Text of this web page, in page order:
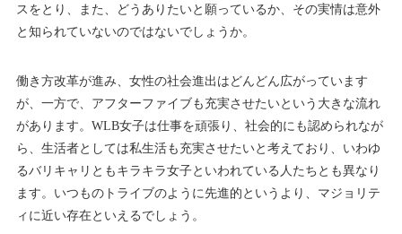
スをとり、また、どうありたいと願っているか、その実情は意外
と知られていないのではないでしょうか。
働き方改革が進み、女性の社会進出はどんどん広がっています
が、一方で、アフターファイブも充実させたいという大きな流れ
があります。WLB女子は仕事を頑張り、社会的にも認められなが
ら、生活者としては私生活も充実させたいと考えており、いわゆ
るバリキャリともキラキラ女子といわれている人たちとも異なり
ます。いつものトライブのように先進的というより、マジョリテ
ィに近い存在といえるでしょう。